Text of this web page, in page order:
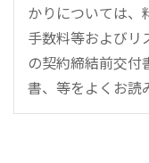
かりについては、
手数料等およびリ
の契約締結前交付
書、等をよくお読